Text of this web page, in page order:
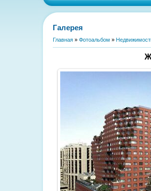
Галерея
Главная » Фотоальбом »